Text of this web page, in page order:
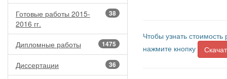
38
Готовые работы 2015-
2016 гг.
1475
Дипломные работы
36
Диссертации
Чтобы узнать
нажмите кнопку